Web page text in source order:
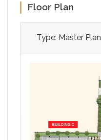
Floor Plan
Type: Master Plan